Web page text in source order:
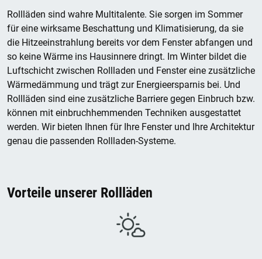
Rollläden sind wahre Multitalente. Sie sorgen im Sommer
für eine wirksame Beschattung und Klimatisierung, da sie
die Hitzeeinstrahlung bereits vor dem Fenster abfangen und
so keine Wärme ins Hausinnere dringt. Im Winter bildet die
Luftschicht zwischen Rollladen und Fenster eine zusätzliche
Wärmedämmung und trägt zur Energieersparnis bei. Und
Rollläden sind eine zusätzliche Barriere gegen Einbruch bzw.
können mit einbruchhemmenden Techniken ausgestattet
werden. Wir bieten Ihnen für Ihre Fenster und Ihre Architektur
genau die passenden Rollladen-Systeme.
Vorteile unserer Rollläden